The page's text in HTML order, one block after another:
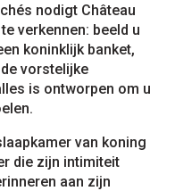
nodigt Château
verkennen: beeld u
koninklijk banket,
vorstelijke
is ontworpen om u
van koning
die zijn intimiteit
aan zijn